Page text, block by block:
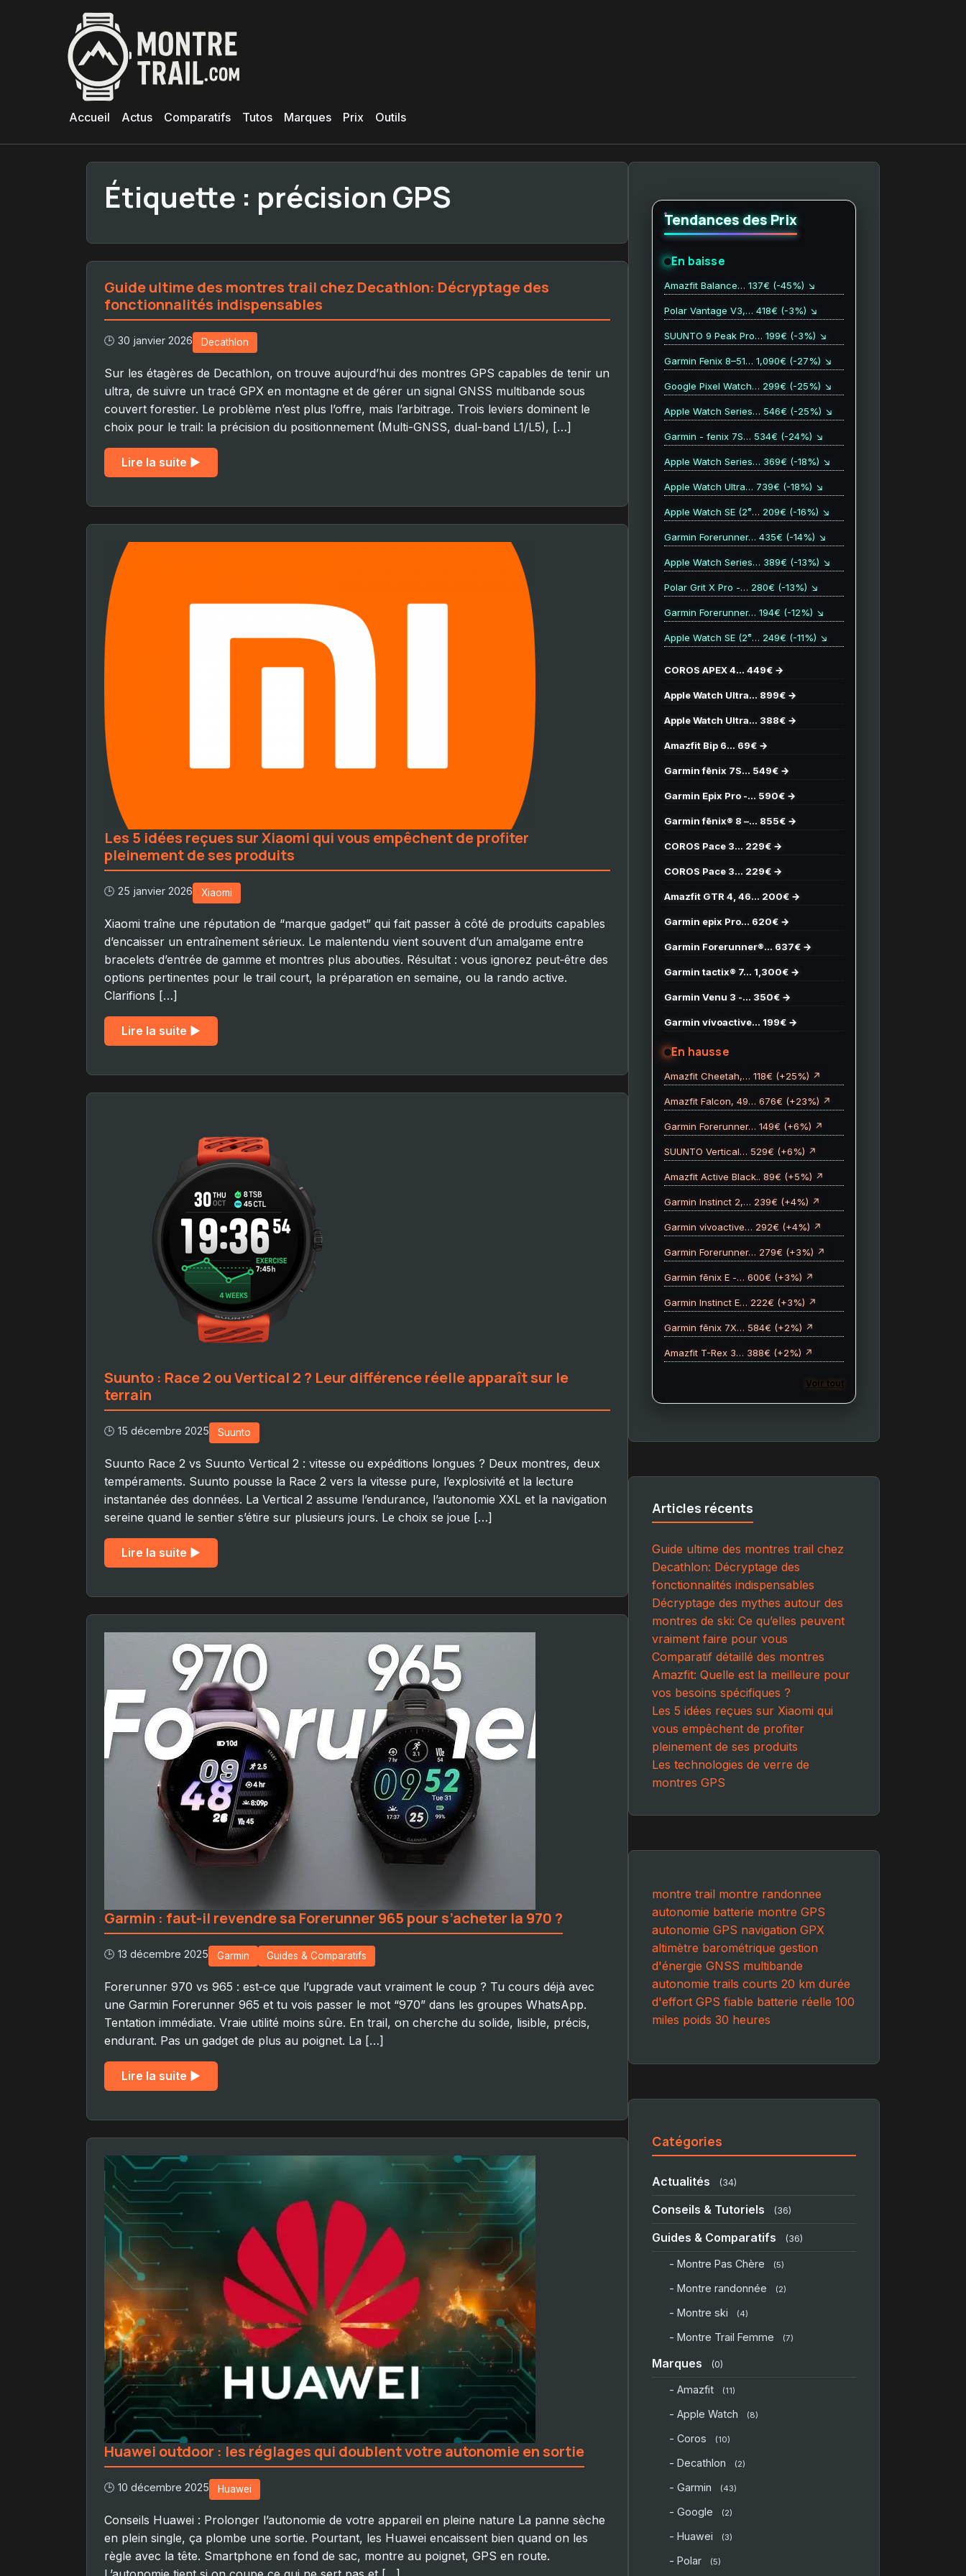
Accueil Actus Comparatifs Tutos Marques Prix Outils
Étiquette : précision GPS
Guide ultime des montres trail chez Decathlon: Décryptage des
fonctionnalités indispensables
🕒 30 janvier 2026 Decathlon
Sur les étagères de Decathlon, on trouve aujourd’hui des montres GPS capables de tenir un
ultra, de suivre un tracé GPX en montagne et de gérer un signal GNSS multibande sous
couvert forestier. Le problème n’est plus l’offre, mais l’arbitrage. Trois leviers dominent le
choix pour le trail: la précision du positionnement (Multi-GNSS, dual-band L1/L5), […]
Lire la suite ▶︎
Les 5 idées reçues sur Xiaomi qui vous empêchent de profiter
pleinement de ses produits
🕒 25 janvier 2026 Xiaomi
Xiaomi traîne une réputation de “marque gadget” qui fait passer à côté de produits capables
d’encaisser un entraînement sérieux. Le malentendu vient souvent d’un amalgame entre
bracelets d’entrée de gamme et montres plus abouties. Résultat : vous ignorez peut‑être des
options pertinentes pour le trail court, la préparation en semaine, ou la rando active.
Clarifions […]
Lire la suite ▶︎
Suunto : Race 2 ou Vertical 2 ? Leur différence réelle apparaît sur le
terrain
🕒 15 décembre 2025 Suunto
Suunto Race 2 vs Suunto Vertical 2 : vitesse ou expéditions longues ? Deux montres, deux
tempéraments. Suunto pousse la Race 2 vers la vitesse pure, l’explosivité et la lecture
instantanée des données. La Vertical 2 assume l’endurance, l’autonomie XXL et la navigation
sereine quand le sentier s’étire sur plusieurs jours. Le choix se joue […]
Lire la suite ▶︎
Garmin : faut-il revendre sa Forerunner 965 pour s’acheter la 970 ?
🕒 13 décembre 2025 Garmin Guides & Comparatifs
Forerunner 970 vs 965 : est‑ce que l’upgrade vaut vraiment le coup ? Tu cours déjà avec
une Garmin Forerunner 965 et tu vois passer le mot “970” dans les groupes WhatsApp.
Tentation immédiate. Vraie utilité moins sûre. En trail, on cherche du solide, lisible, précis,
endurant. Pas un gadget de plus au poignet. La […]
Lire la suite ▶︎
Huawei outdoor : les réglages qui doublent votre autonomie en sortie
🕒 10 décembre 2025 Huawei
Conseils Huawei : Prolonger l’autonomie de votre appareil en pleine nature La panne sèche
en plein single, ça plombe une sortie. Pourtant, les Huawei encaissent bien quand on les
règle avec la tête. Smartphone en fond de sac, montre au poignet, GPS en route.
Tendances des Prix
En baisse
Amazfit Balance… 137€ (-45%) ↘
Polar Vantage V3,… 418€ (-3%) ↘
SUUNTO 9 Peak Pro… 199€ (-3%) ↘
Garmin Fenix 8–51… 1,090€ (-27%) ↘
Google Pixel Watch… 299€ (-25%) ↘
Apple Watch Series… 546€ (-25%) ↘
Garmin - fenix 7S… 534€ (-24%) ↘
Apple Watch Series… 369€ (-18%) ↘
Apple Watch Ultra… 739€ (-18%) ↘
Apple Watch SE (2ᵉ… 209€ (-16%) ↘
Garmin Forerunner… 435€ (-14%) ↘
Apple Watch Series… 389€ (-13%) ↘
Polar Grit X Pro -… 280€ (-13%) ↘
Garmin Forerunner… 194€ (-12%) ↘
Apple Watch SE (2ᵉ… 249€ (-11%) ↘
COROS APEX 4… 449€ →
Apple Watch Ultra… 899€ →
Apple Watch Ultra… 388€ →
Amazfit Bip 6… 69€ →
Garmin fēnix 7S… 549€ →
Garmin Epix Pro -… 590€ →
Garmin fēnix® 8 –… 855€ →
COROS Pace 3… 229€ →
COROS Pace 3… 229€ →
Amazfit GTR 4, 46… 200€ →
Garmin epix Pro… 620€ →
Garmin Forerunner®… 637€ →
Garmin tactix® 7… 1,300€ →
Garmin Venu 3 -… 350€ →
Garmin vívoactive… 199€ →
En hausse
Amazfit Cheetah,… 118€ (+25%) ↗
Amazfit Falcon, 49… 676€ (+23%) ↗
Garmin Forerunner… 149€ (+6%) ↗
SUUNTO Vertical… 529€ (+6%) ↗
Amazfit Active Black.. 89€ (+5%) ↗
Garmin Instinct 2,… 239€ (+4%) ↗
Garmin vívoactive… 292€ (+4%) ↗
Garmin Forerunner… 279€ (+3%) ↗
Garmin fēnix E -… 600€ (+3%) ↗
Garmin Instinct E… 222€ (+3%) ↗
Garmin fēnix 7X… 584€ (+2%) ↗
Amazfit T-Rex 3… 388€ (+2%) ↗
Voir tout
Articles récents
Guide ultime des montres trail chez
Decathlon: Décryptage des
fonctionnalités indispensables
Décryptage des mythes autour des
montres de ski: Ce qu’elles peuvent
vraiment faire pour vous
Comparatif détaillé des montres
Amazfit: Quelle est la meilleure pour
vos besoins spécifiques ?
Les 5 idées reçues sur Xiaomi qui
vous empêchent de profiter
pleinement de ses produits
Les technologies de verre de
montres GPS
montre trail montre randonnee
autonomie batterie montre GPS
autonomie GPS navigation GPX
altimètre barométrique gestion
d'énergie GNSS multibande
autonomie trails courts 20 km durée
d'effort GPS fiable batterie réelle 100
miles poids 30 heures
Catégories
Actualités (34)
Conseils & Tutoriels (36)
Guides & Comparatifs (36)
- Montre Pas Chère (5)
- Montre randonnée (2)
- Montre ski (4)
- Montre Trail Femme (7)
Marques (0)
- Amazfit (11)
- Apple Watch (8)
- Coros (10)
- Decathlon (2)
- Garmin (43)
- Google (2)
- Huawei (3)
- Polar (5)